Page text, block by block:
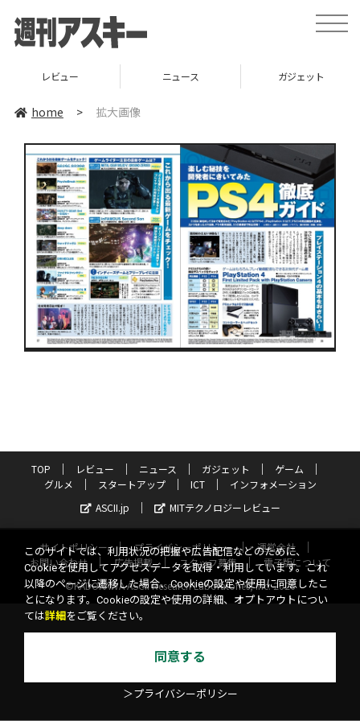
toggle
レビュー ニュース ガジェット
home > 拡大画像
TOP レビュー ニュース ガジェット
ゲーム
グルメ
スタートアップ ICT
インフォメーション
ASCII.jp
MITテクノロジーレビュー
サイトポリシー プライバシーポリシー
運営会社
お問い合わせ
広告掲載 スタッフ募集
電子版について
©KADOKAWA ASCII Research Laboratories, Inc. 2026
このサイトでは、利用状況の把握や広告配信などのために、
Cookieを使用してアクセスデータを取得・利用しています。これ
以降のページに遷移した場合、Cookieの設定や使用に同意したこ
とになります。Cookieの設定や使用の詳細、オプトアウトについ
ては詳細 をご覧ください。
同意する
＞プライバシーポリシー